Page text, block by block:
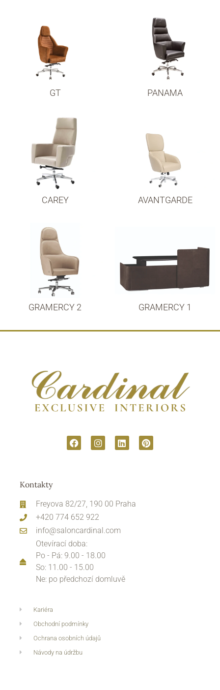
GT PANAMA
CAREY AVANTGARDE
GRAMERCY 2 GRAMERCY 1
Kontakty
Freyova 82/27, 190 00 Praha
+420 774 652 922
info@saloncardinal.com
Otevírací doba:
Po - Pá: 9.00 - 18.00
So: 11.00 - 15.00
Ne: po předchozí domluvě
Kariéra
Obchodní podmínky
Ochrana osobních údajů
Návody na údržbu